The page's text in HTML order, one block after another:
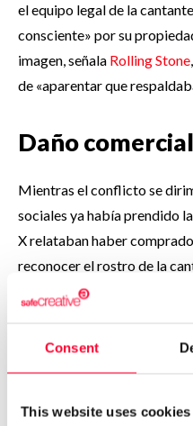
Consent
This website uses cookies
el equipo legal de la
consciente» por su
imagen, señala Rolling Stone
de «aparentar que
Daño
Mientras el conflicto se
sociales ya había prendido
X relataban haber
reconocer el rostro de la
que lo harían solo por ese
de Lipa esgrime como
Rolling Stone.